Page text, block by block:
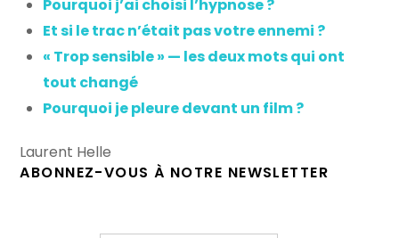
Pourquoi j’ai choisi l’hypnose ?
Et si le trac n’était pas votre ennemi ?
« Trop sensible » — les deux mots qui ont
tout changé
Pourquoi je pleure devant un film ?
Laurent Helle
ABONNEZ-VOUS À NOTRE NEWSLETTER